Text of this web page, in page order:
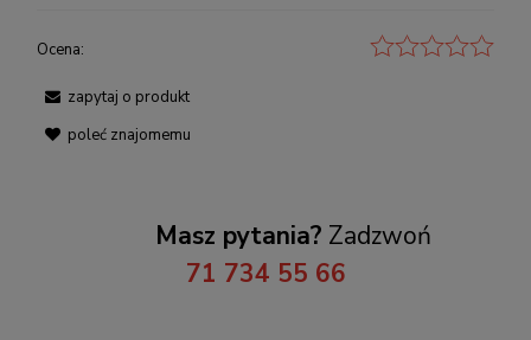
Ocena:
zapytaj o produkt
poleć znajomemu
Masz pytania? Zadzwoń
71 734 55 66